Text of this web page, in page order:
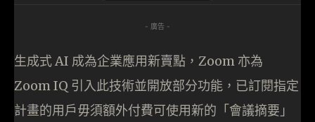
- 廣告 -
生成式 AI 成為企業應用新賣點，Zoom 亦為
Zoom IQ 引入此技術並開放部分功能，已訂閱指定
計畫的用戶毋須額外付費可使用新的「會議摘要」